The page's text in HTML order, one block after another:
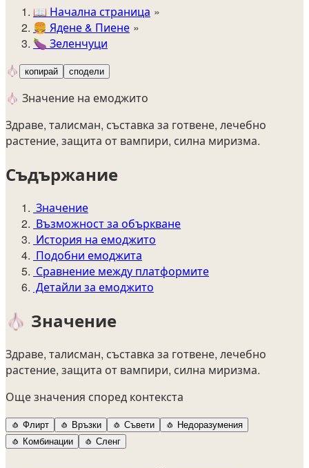
📖 Начална страница
🍔️ Ядене & Пиене
🍆 Зеленчуци
🧄
копирай сподели
🧄 Значение на емоджито
Здраве, талисман, съставка за готвене, лечебно
растение, защита от вампири, силна миризма.
Съдържание
Значение
Възможност за объркване
История на емоджито
Подобни емоджита
Сравнение между платформите
Детайли за емоджито
🧄 Значение
Здраве, талисман, съставка за готвене, лечебно
растение, защита от вампири, силна миризма.
Още значения според контекста
🧄 Флирт 🧄 Връзки 🧄 Съвети 🧄 Недоразумения
🧄 Комбинации 🧄 Сленг